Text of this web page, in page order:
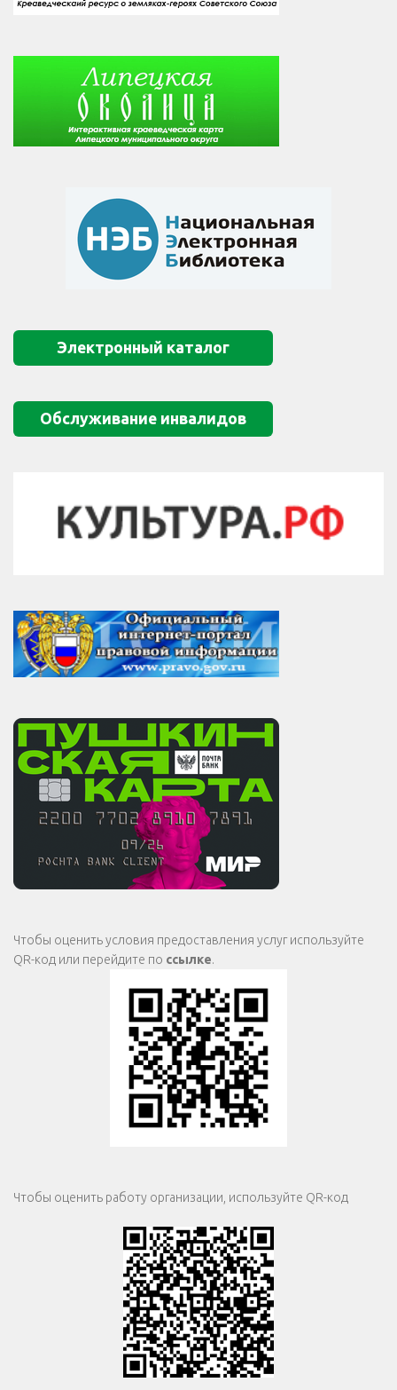
Электронный каталог
Обслуживание инвалидов
Чтобы оценить условия предоставления услуг используйте
QR-код или перейдите по ссылке.
Чтобы оценить работу организации, используйте QR-код